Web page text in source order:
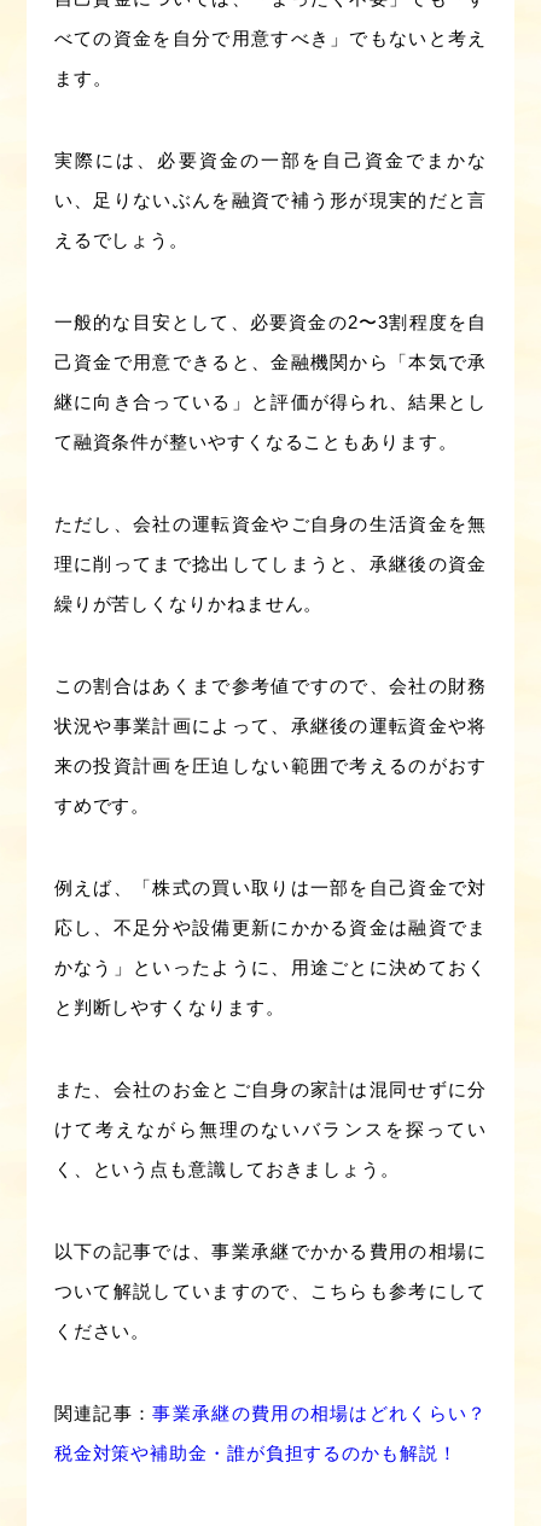
べての資金を自分で用意すべき」でもないと考え
ます。
実際には、必要資金の一部を自己資金でまかな
い、足りないぶんを融資で補う形が現実的だと言
えるでしょう。
一般的な目安として、必要資金の2〜3割程度を自
己資金で用意できると、金融機関から「本気で承
継に向き合っている」と評価が得られ、結果とし
て融資条件が整いやすくなることもあります。
ただし、会社の運転資金やご自身の生活資金を無
理に削ってまで捻出してしまうと、承継後の資金
繰りが苦しくなりかねません。
この割合はあくまで参考値ですので、会社の財務
状況や事業計画によって、承継後の運転資金や将
来の投資計画を圧迫しない範囲で考えるのがおす
すめです。
例えば、「株式の買い取りは一部を自己資金で対
応し、不足分や設備更新にかかる資金は融資でま
かなう」といったように、用途ごとに決めておく
と判断しやすくなります。
また、会社のお金とご自身の家計は混同せずに分
けて考えながら無理のないバランスを探ってい
く、という点も意識しておきましょう。
以下の記事では、事業承継でかかる費用の相場に
ついて解説していますので、こちらも参考にして
ください。
関連記事：事業承継の費用の相場はどれくらい？
税金対策や補助金・誰が負担するのかも解説！